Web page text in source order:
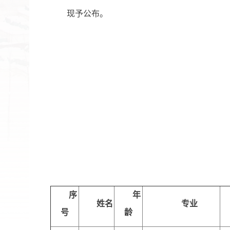
现予公布。
序
号
姓名
年
龄
专业